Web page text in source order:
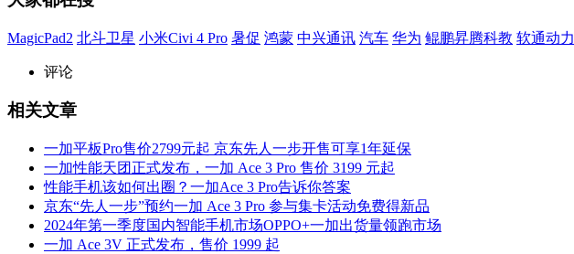
MagicPad2 北斗卫星 小米Civi 4 Pro 暑促 鸿蒙 中兴通讯 汽车 华为 鲲鹏昇腾科教 软通动力
评论
相关文章
一加平板Pro售价2799元起 京东先人一步开售可享1年延保
一加性能天团正式发布，一加 Ace 3 Pro 售价 3199 元起
性能手机该如何出圈？一加Ace 3 Pro告诉你答案
京东“先人一步”预约一加 Ace 3 Pro 参与集卡活动免费得新品
2024年第一季度国内智能手机市场OPPO+一加出货量领跑市场
一加 Ace 3V 正式发布，售价 1999 起